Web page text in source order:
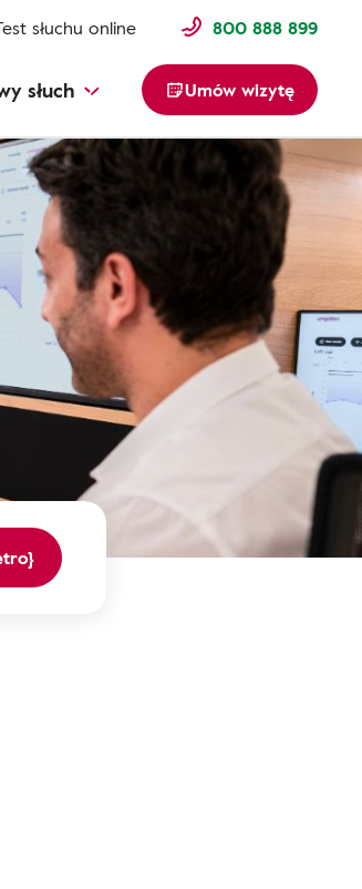
słuchu online 800 888 899
słuch Umów wizytę